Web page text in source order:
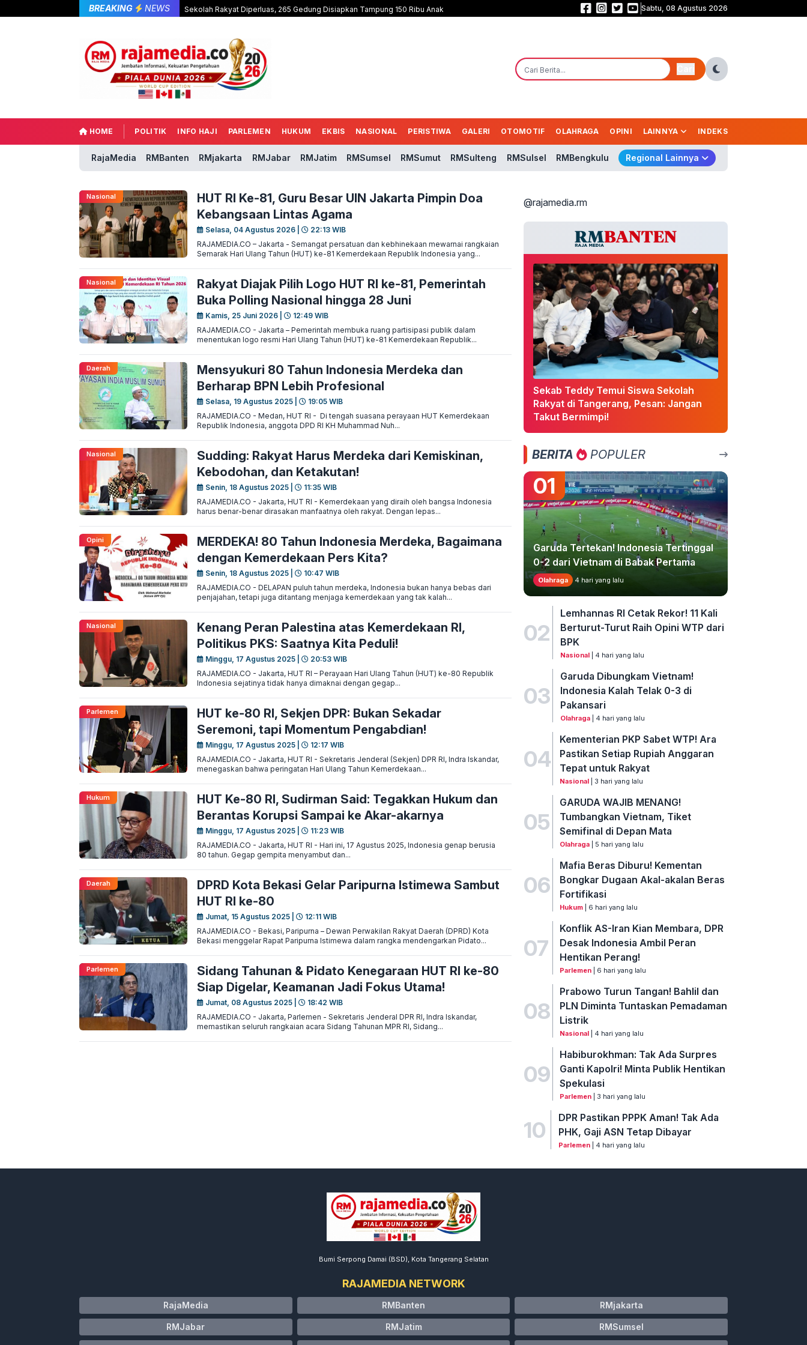
BREAKING NEWS Sekolah Rakyat Diperluas, 265 Gedung Disiapkan Tampung 150 Ribu Anak Asgar Go Global! Irine Dorong Keahlian Pangkas Rambut Garut Tembus
Sabtu, 08 Agustus 2026
HOME POLITIK INFO HAJI PARLEMEN HUKUM EKBIS NASIONAL PERISTIWA GALERI OTOMOTIF OLAHRAGA OPINI LAINNYA INDEKS
RajaMedia RMBanten RMjakarta RMJabar RMJatim RMSumsel RMSumut RMSulteng RMSulsel RMBengkulu Regional Lainnya
Nasional
HUT RI Ke-81, Guru Besar UIN Jakarta Pimpin Doa
Kebangsaan Lintas Agama
Selasa, 04 Agustus 2026 |
22:13 WIB
RAJAMEDIA.CO – Jakarta - Semangat persatuan dan kebhinekaan mewarnai rangkaian
Semarak Hari Ulang Tahun (HUT) ke-81 Kemerdekaan Republik Indonesia yang...
Nasional
Rakyat Diajak Pilih Logo HUT RI ke-81, Pemerintah
Buka Polling Nasional hingga 28 Juni
Kamis, 25 Juni 2026 |
12:49 WIB
RAJAMEDIA.CO - Jakarta – Pemerintah membuka ruang partisipasi publik dalam
menentukan logo resmi Hari Ulang Tahun (HUT) ke-81 Kemerdekaan Republik...
Daerah
Mensyukuri 80 Tahun Indonesia Merdeka dan
Berharap BPN Lebih Profesional
Selasa, 19 Agustus 2025 |
19:05 WIB
RAJAMEDIA.CO - Medan, HUT RI - Di tengah suasana perayaan HUT Kemerdekaan
Republik Indonesia, anggota DPD RI KH Muhammad Nuh...
Nasional
Sudding: Rakyat Harus Merdeka dari Kemiskinan,
Kebodohan, dan Ketakutan!
Senin, 18 Agustus 2025 |
11:35 WIB
RAJAMEDIA.CO - Jakarta, HUT RI - Kemerdekaan yang diraih oleh bangsa Indonesia
harus benar-benar dirasakan manfaatnya oleh rakyat. Dengan lepas...
Opini
MERDEKA! 80 Tahun Indonesia Merdeka, Bagaimana
dengan Kemerdekaan Pers Kita?
Senin, 18 Agustus 2025 |
10:47 WIB
RAJAMEDIA.CO - DELAPAN puluh tahun merdeka, Indonesia bukan hanya bebas dari
penjajahan, tetapi juga ditantang menjaga kemerdekaan yang tak kalah...
Nasional
Kenang Peran Palestina atas Kemerdekaan RI,
Politikus PKS: Saatnya Kita Peduli!
Minggu, 17 Agustus 2025 |
20:53 WIB
RAJAMEDIA.CO - Jakarta, HUT RI – Perayaan Hari Ulang Tahun (HUT) ke-80 Republik
Indonesia sejatinya tidak hanya dimaknai dengan gegap...
Parlemen
HUT ke-80 RI, Sekjen DPR: Bukan Sekadar
Seremoni, tapi Momentum Pengabdian!
Minggu, 17 Agustus 2025 |
12:17 WIB
RAJAMEDIA.CO - Jakarta, HUT RI - Sekretaris Jenderal (Sekjen) DPR RI, Indra Iskandar,
menegaskan bahwa peringatan Hari Ulang Tahun Kemerdekaan...
Hukum
HUT Ke-80 RI, Sudirman Said: Tegakkan Hukum dan
Berantas Korupsi Sampai ke Akar-akarnya
Minggu, 17 Agustus 2025 |
11:23 WIB
RAJAMEDIA.CO - Jakarta, HUT RI - Hari ini, 17 Agustus 2025, Indonesia genap berusia
80 tahun. Gegap gempita menyambut dan...
Daerah
DPRD Kota Bekasi Gelar Paripurna Istimewa Sambut
HUT RI ke-80
Jumat, 15 Agustus 2025 |
12:11 WIB
RAJAMEDIA.CO - Bekasi, Paripurna – Dewan Perwakilan Rakyat Daerah (DPRD) Kota
Bekasi menggelar Rapat Paripurna Istimewa dalam rangka mendengarkan Pidato...
Parlemen
Sidang Tahunan & Pidato Kenegaraan HUT RI ke-80
Siap Digelar, Keamanan Jadi Fokus Utama!
Jumat, 08 Agustus 2025 |
18:42 WIB
RAJAMEDIA.CO - Jakarta, Parlemen - Sekretaris Jenderal DPR RI, Indra Iskandar,
memastikan seluruh rangkaian acara Sidang Tahunan MPR RI, Sidang...
@rajamedia.rm
Sekab Teddy Temui Siswa Sekolah
Rakyat di Tangerang, Pesan: Jangan
Takut Bermimpi!
BERITA POPULER
01
Garuda Tertekan! Indonesia Tertinggal
0-2 dari Vietnam di Babak Pertama
Olahraga 4 hari yang lalu
02
Lemhannas RI Cetak Rekor! 11 Kali
Berturut-Turut Raih Opini WTP dari
BPK
Nasional| 4 hari yang lalu
03
Garuda Dibungkam Vietnam!
Indonesia Kalah Telak 0-3 di
Pakansari
Olahraga| 4 hari yang lalu
04
Kementerian PKP Sabet WTP! Ara
Pastikan Setiap Rupiah Anggaran
Tepat untuk Rakyat
Nasional | 3 hari yang lalu
05
GARUDA WAJIB MENANG!
Tumbangkan Vietnam, Tiket
Semifinal di Depan Mata
Olahraga | 5 hari yang lalu
06
Mafia Beras Diburu! Kementan
Bongkar Dugaan Akal-akalan Beras
Fortifikasi
Hukum | 6 hari yang lalu
07
Konflik AS-Iran Kian Membara, DPR
Desak Indonesia Ambil Peran
Hentikan Perang!
Parlemen | 6 hari yang lalu
08
Prabowo Turun Tangan! Bahlil dan
PLN Diminta Tuntaskan Pemadaman
Listrik
Nasional | 4 hari yang lalu
09
Habiburokhman: Tak Ada Surpres
Ganti Kapolri! Minta Publik Hentikan
Spekulasi
Parlemen | 3 hari yang lalu
10
DPR Pastikan PPPK Aman! Tak Ada
PHK, Gaji ASN Tetap Dibayar
Parlemen| 4 hari yang lalu
Bumi Serpong Damai (BSD), Kota Tangerang Selatan
RAJAMEDIA NETWORK
RajaMedia RMBanten RMjakarta
RMJabar RMJatim RMSumsel